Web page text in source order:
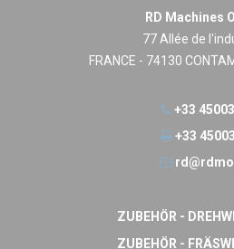
RD Machines
77 Allée de
FRANCE - 74130
+33
+33
ZUBEHÖR -
ZUBEHÖR -